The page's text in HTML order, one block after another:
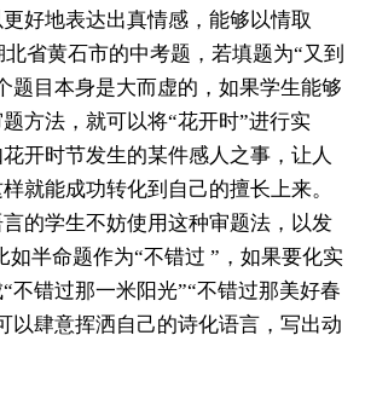
好地表达出真情感，能够以情取
省黄石市的中考题，若填题为“又到
题目本身是大而虚的，如果学生能够
方法，就可以将“花开时”进行实
开时节发生的某件感人之事，让人
就能成功转化到自己的擅长上来。
的学生不妨使用这种审题法，以发
如半命题作为“不错过 ”，如果要化实
不错过那一米阳光”“不错过那美好春
以肆意挥洒自己的诗化语言，写出动